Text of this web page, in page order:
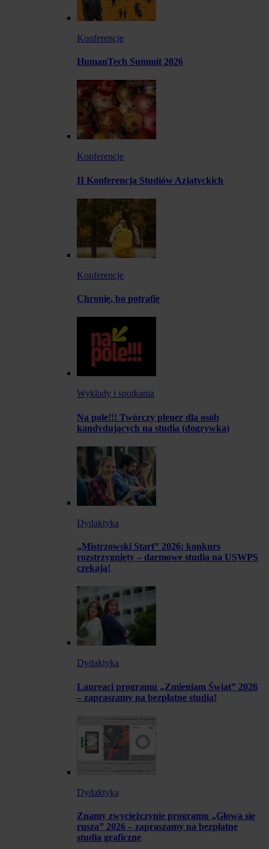
Konferencje
HumanTech Summit 2026
Konferencje
II Konferencja Studiów Azjatyckich
Konferencje
Chronię, bo potrafię
Wykłady i spotkania
Na pole!!! Twórczy plener dla osób
kandydujących na studia (dogrywka)
Dydaktyka
„Mistrzowski Start” 2026: konkurs
rozstrzygnięty – darmowe studia na USWPS
czekają!
Dydaktyka
Laureaci programu „Zmieniam Świat” 2026
– zapraszamy na bezpłatne studia!
Dydaktyka
Znamy zwyciężczynie programu „Głowa się
rusza” 2026 – zapraszamy na bezpłatne
studia graficzne